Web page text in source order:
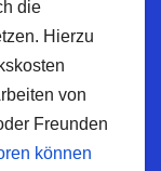
die
Hierzu
von
Freunden
können